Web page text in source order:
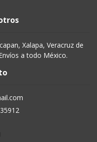
Xalapa, Veracruz de
a todo México.